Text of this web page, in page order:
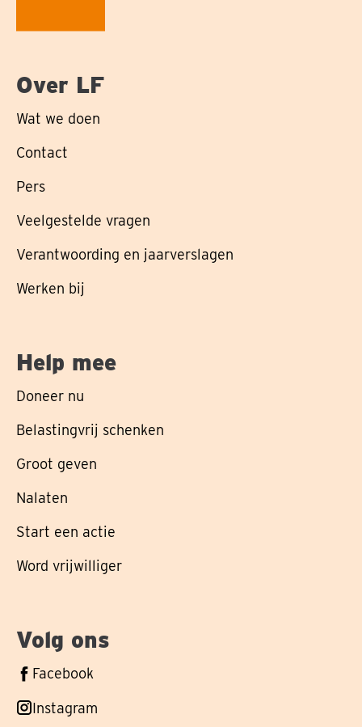
Over LF
Wat we doen
Contact
Pers
Veelgestelde vragen
Verantwoording en jaarverslagen
Werken bij
Help mee
Doneer nu
Belastingvrij schenken
Groot geven
Nalaten
Start een actie
Word vrijwilliger
Volg ons
Volg
op
Facebook
Volg
Instagram